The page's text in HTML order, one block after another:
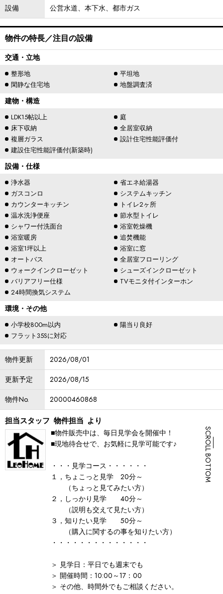
設備
公営水道、本下水、都市ガス
物件の特長／注目の設備
交通・立地
整形地
平坦地
閑静な住宅地
地盤調査済
建物・構造
LDK15帖以上
庭
床下収納
全居室収納
複層ガラス
設計住宅性能評価付
建設住宅性能評価付(新築時)
設備・仕様
浄水器
省エネ給湯器
ガスコンロ
システムキッチン
カウンターキッチン
トイレ2ヶ所
温水洗浄便座
節水型トイレ
シャワー付洗面台
浴室乾燥機
浴室暖房
追焚機能
浴室1坪以上
浴室に窓
オートバス
全居室フローリング
ウォークインクローゼット
シューズインクローゼット
バリアフリー仕様
TVモニタ付インターホン
24時間換気システム
環境・その他
小学校800m以内
陽当り良好
フラット35Sに対応
物件更新
2026/08/01
更新予定
2026/08/15
物件No.
20000460868
担当スタッフ 物件担当 より
■物件販売中は、毎日見学会を開催中！
■現地待合せで、お気軽に見学可能です♪
・・・見学コース・・・・・・
１，ちょこっと見学 20分～
（ちょっと見てみたい方）
２，しっかり見学 40分～
（説明も交えて見たい方）
３，知りたい見学 50分～
（購入に関するの事を知りたい方）
・・・・・・・・・・・・・・
＞ 見学日：平日でも週末でも
＞ 開催時間：10:00～17：00
＞ その他、時間外でもご相談ください。
SCROLL BOTTOM